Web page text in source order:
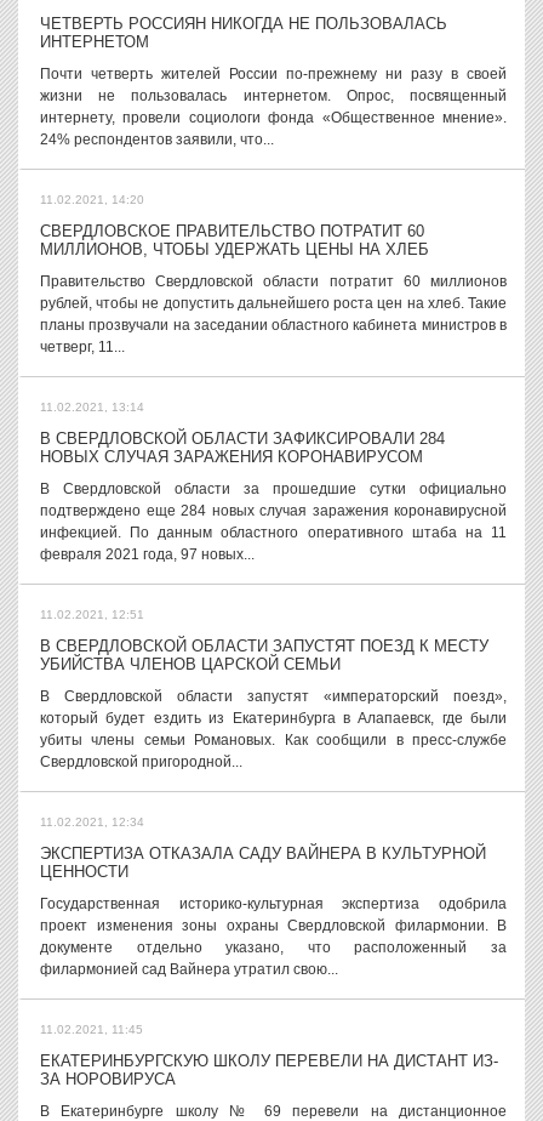
ЧЕТВЕРТЬ РОССИЯН НИКОГДА НЕ ПОЛЬЗОВАЛАСЬ
ИНТЕРНЕТОМ
Почти четверть жителей России по-прежнему ни разу в своей
жизни не пользовалась интернетом. Опрос, посвященный
интернету, провели социологи фонда «Общественное мнение».
24% респондентов заявили, что...
11.02.2021, 14:20
СВЕРДЛОВСКОЕ ПРАВИТЕЛЬСТВО ПОТРАТИТ 60
МИЛЛИОНОВ, ЧТОБЫ УДЕРЖАТЬ ЦЕНЫ НА ХЛЕБ
Правительство Свердловской области потратит 60 миллионов
рублей, чтобы не допустить дальнейшего роста цен на хлеб. Такие
планы прозвучали на заседании областного кабинета министров в
четверг, 11...
11.02.2021, 13:14
В СВЕРДЛОВСКОЙ ОБЛАСТИ ЗАФИКСИРОВАЛИ 284
НОВЫХ СЛУЧАЯ ЗАРАЖЕНИЯ КОРОНАВИРУСОМ
В Свердловской области за прошедшие сутки официально
подтверждено еще 284 новых случая заражения коронавирусной
инфекцией. По данным областного оперативного штаба на 11
февраля 2021 года, 97 новых...
11.02.2021, 12:51
В СВЕРДЛОВСКОЙ ОБЛАСТИ ЗАПУСТЯТ ПОЕЗД К МЕСТУ
УБИЙСТВА ЧЛЕНОВ ЦАРСКОЙ СЕМЬИ
В Свердловской области запустят «императорский поезд»,
который будет ездить из Екатеринбурга в Алапаевск, где были
убиты члены семьи Романовых. Как сообщили в пресс-службе
Свердловской пригородной...
11.02.2021, 12:34
ЭКСПЕРТИЗА ОТКАЗАЛА САДУ ВАЙНЕРА В КУЛЬТУРНОЙ
ЦЕННОСТИ
Государственная историко-культурная экспертиза одобрила
проект изменения зоны охраны Свердловской филармонии. В
документе отдельно указано, что расположенный за
филармонией сад Вайнера утратил свою...
11.02.2021, 11:45
ЕКАТЕРИНБУРГСКУЮ ШКОЛУ ПЕРЕВЕЛИ НА ДИСТАНТ ИЗ-
ЗА НОРОВИРУСА
В Екатеринбурге школу № 69 перевели на дистанционное